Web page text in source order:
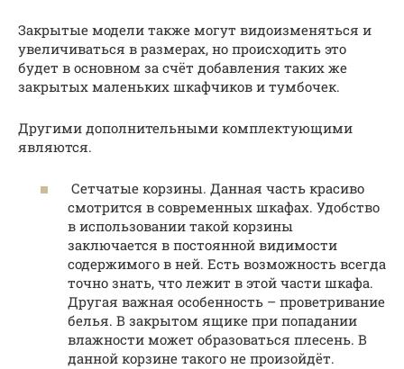
Закрытые модели также могут видоизменяться и
увеличиваться в размерах, но происходить это
будет в основном за счёт добавления таких же
закрытых маленьких шкафчиков и тумбочек.
Другими дополнительными комплектующими
являются.
Сетчатые корзины. Данная часть красиво
смотрится в современных шкафах. Удобство
в использовании такой корзины
заключается в постоянной видимости
содержимого в ней. Есть возможность всегда
точно знать, что лежит в этой части шкафа.
Другая важная особенность – проветривание
белья. В закрытом ящике при попадании
влажности может образоваться плесень. В
данной корзине такого не произойдёт.